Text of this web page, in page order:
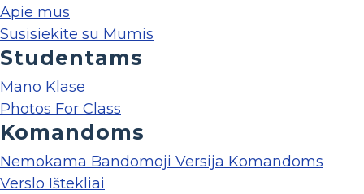
Apie mus
Susisiekite su Mumis
Studentams
Mano Klase
Photos For Class
Komandoms
Nemokama Bandomoji Versija Komandoms
Verslo Ištekliai